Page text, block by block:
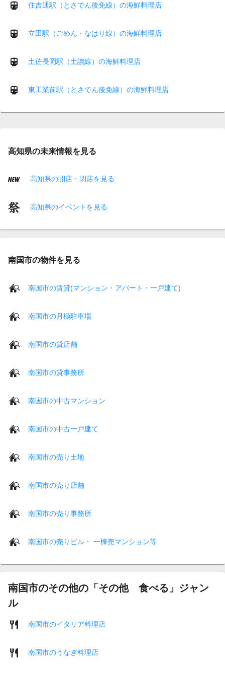
住吉通駅（とさでん後免線）の海鮮料理店
立田駅（ごめん・なはり線）の海鮮料理店
土佐長岡駅（土讃線）の海鮮料理店
東工業前駅（とさでん後免線）の海鮮料理店
高知県の未来情報を見る
高知県の開店・閉店を見る
高知県のイベントを見る
南国市の物件を見る
南国市の賃貸(マンション・アパート・一戸建て)
南国市の月極駐車場
南国市の貸店舗
南国市の貸事務所
南国市の中古マンション
南国市の中古一戸建て
南国市の売り土地
南国市の売り店舗
南国市の売り事務所
南国市の売りビル・ 一棟売マンション等
南国市のその他の「その他 食べる」ジャン
ル
南国市のイタリア料理店
南国市のうなぎ料理店